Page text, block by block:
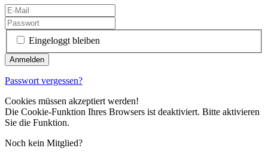
Eingeloggt bleiben
Passwort vergessen?
Cookies müssen akzeptiert werden!
Die Cookie-Funktion Ihres Browsers ist deaktiviert. Bitte aktivieren
Sie die Funktion.
Noch kein Mitglied?